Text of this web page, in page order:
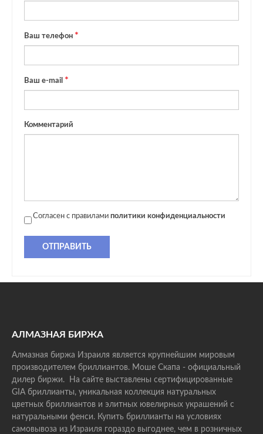
Ваш телефон
Ваш e-mail
Комментарий
Согласен с правилами политики конфиденциальности
ОТПРАВИТЬ
АЛМАЗНАЯ БИРЖА
Алмазная биржа Израиля является крупнейшим мировым
производителем бриллиантов. Моше Скапа - официальный
дилер биржи. На сайте выставлены сертифицированные
GIA бриллианты, уникальная коллекция натуральных
цветных бриллиантов и элитных ювелирных украшений с
натуральными фенси. Купить бриллианты на условиях
самовывоза из Израиля гораздо выгоднее, чем в розничных